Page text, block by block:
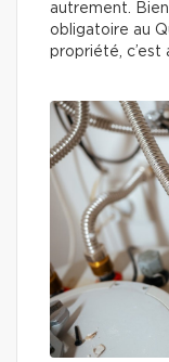
autrement.
obligatoire au
propriété, c’est